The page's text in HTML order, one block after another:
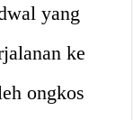
yang
ke
ongkos